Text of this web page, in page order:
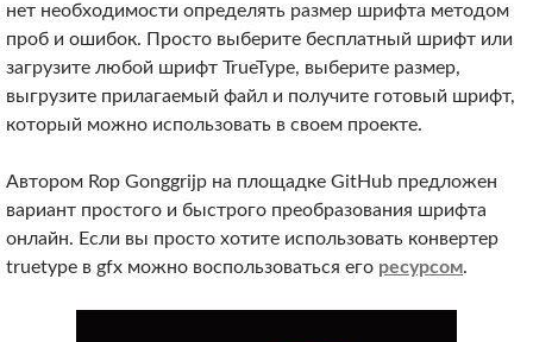
нет необходимости определять размер шрифта методом
проб и ошибок. Просто выберите бесплатный шрифт или
загрузите любой шрифт TrueType, выберите размер,
выгрузите прилагаемый файл и получите готовый шрифт,
который можно использовать в своем проекте.
Автором Rop Gonggrijp на площадке GitHub предложен
вариант простого и быстрого преобразования шрифта
онлайн. Если вы просто хотите использовать конвертер
truetype в gfx можно воспользоваться его ресурсом.